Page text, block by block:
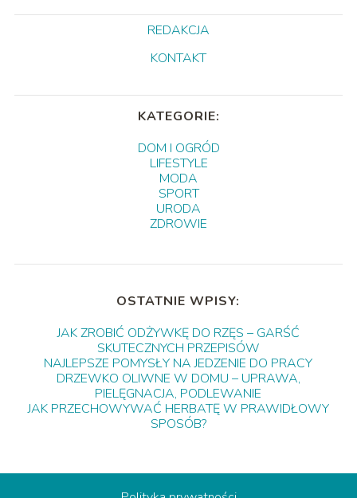
REDAKCJA
KONTAKT
KATEGORIE:
DOM I OGRÓD
LIFESTYLE
MODA
SPORT
URODA
ZDROWIE
OSTATNIE WPISY:
JAK ZROBIĆ ODŻYWKĘ DO RZĘS – GARŚĆ
SKUTECZNYCH PRZEPISÓW
NAJLEPSZE POMYSŁY NA JEDZENIE DO PRACY
DRZEWKO OLIWNE W DOMU – UPRAWA,
PIELĘGNACJA, PODLEWANIE
JAK PRZECHOWYWAĆ HERBATĘ W PRAWIDŁOWY
SPOSÓB?